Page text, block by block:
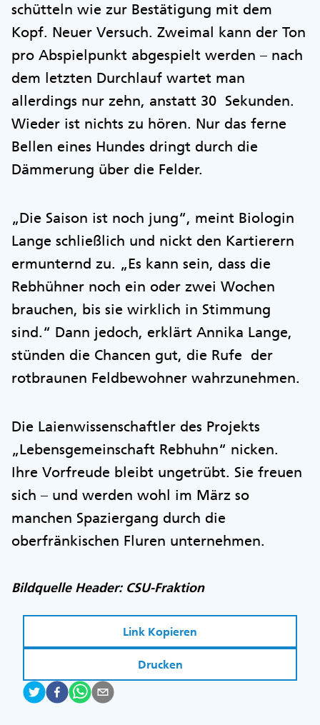
schütteln wie zur Bestätigung mit dem
Kopf. Neuer Versuch. Zweimal kann der Ton
pro Abspielpunkt abgespielt werden – nach
dem letzten Durchlauf wartet man
allerdings nur zehn, anstatt 30 Sekunden.
Wieder ist nichts zu hören. Nur das ferne
Bellen eines Hundes dringt durch die
Dämmerung über die Felder.
„Die Saison ist noch jung“, meint Biologin
Lange schließlich und nickt den Kartierern
ermunternd zu. „Es kann sein, dass die
Rebhühner noch ein oder zwei Wochen
brauchen, bis sie wirklich in Stimmung
sind.“ Dann jedoch, erklärt Annika Lange,
stünden die Chancen gut, die Rufe der
rotbraunen Feldbewohner wahrzunehmen.
Die Laienwissenschaftler des Projekts
„Lebensgemeinschaft Rebhuhn“ nicken.
Ihre Vorfreude bleibt ungetrübt. Sie freuen
sich – und werden wohl im März so
manchen Spaziergang durch die
oberfränkischen Fluren unternehmen.
Bildquelle Header: CSU-Fraktion
Link Kopieren
Drucken